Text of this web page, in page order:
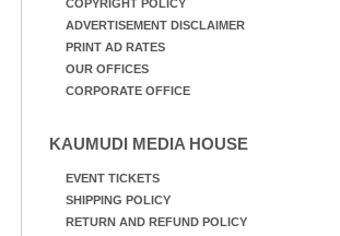
COPYRIGHT POLICY
ADVERTISEMENT DISCLAIMER
PRINT AD RATES
OUR OFFICES
CORPORATE OFFICE
KAUMUDI MEDIA HOUSE
EVENT TICKETS
SHIPPING POLICY
RETURN AND REFUND POLICY